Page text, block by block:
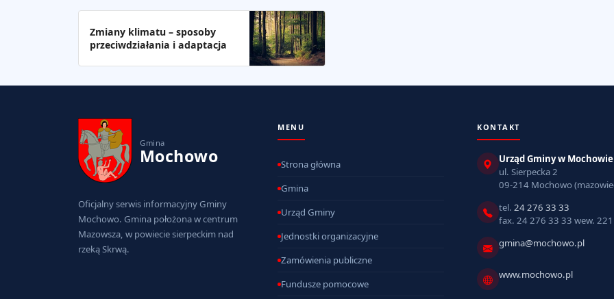
Zmiany klimatu – sposoby
przeciwdziałania i adaptacja
Gmina
Mochowo
Oficjalny serwis informacyjny Gminy
Mochowo. Gmina położona w centrum
Mazowsza, w powiecie sierpeckim nad
rzeką Skrwą.
MENU
Strona główna
Gmina
Urząd Gminy
Jednostki organizacyjne
Zamówienia publiczne
Fundusze pomocowe
KONTAKT
Urząd Gminy w Mochowie
ul. Sierpecka 2
09-214 Mochowo
tel. 24 276 33 33
fax. 24 276 33 33 wew. 221
gmina@mochowo.pl
www.mochowo.pl